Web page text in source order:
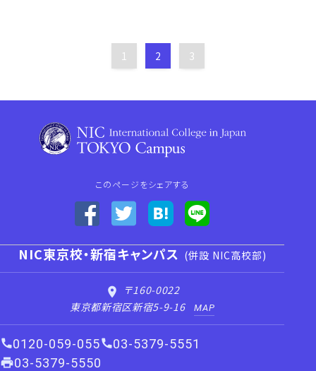
1 2 3
このページをシェアする
NIC東京校・新宿キャンパス (併設 NIC高校部)
〒160-0022
東京都新宿区新宿5-9-16
MAP
0120-059-055
03-5379-5551
03-5379-5550